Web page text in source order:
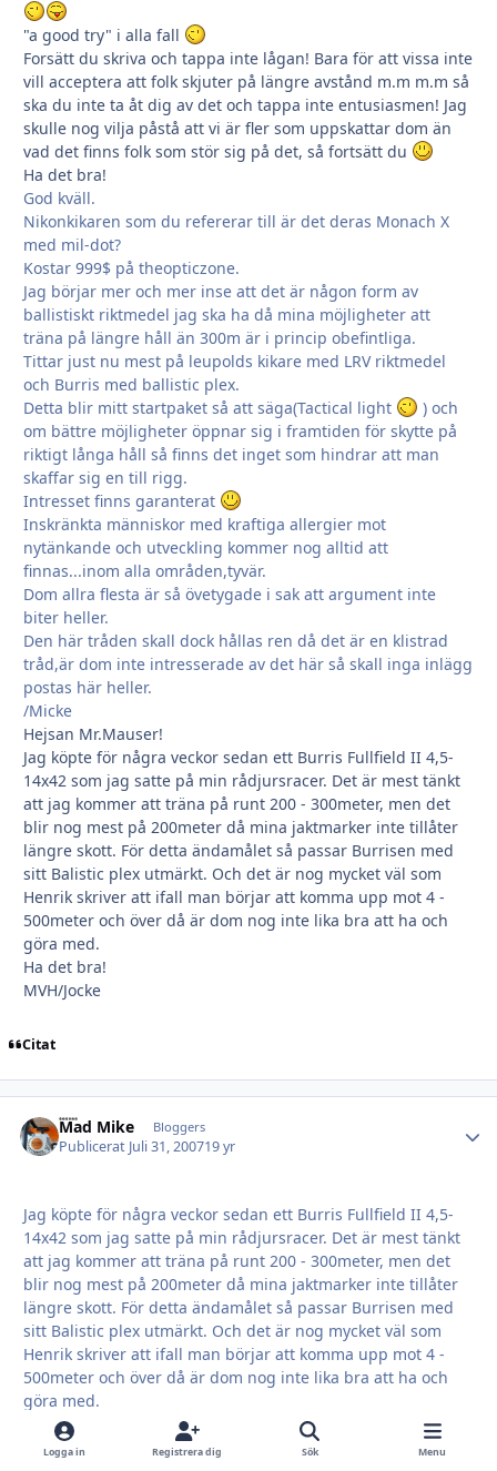
"a good try" i alla fall
Forsätt du skriva och tappa inte lågan! Bara för att vissa inte
vill acceptera att folk skjuter på längre avstånd m.m m.m så
ska du inte ta åt dig av det och tappa inte entusiasmen! Jag
skulle nog vilja påstå att vi är fler som uppskattar dom än
vad det finns folk som stör sig på det, så fortsätt du
Ha det bra!
God kväll.
Nikonkikaren som du refererar till är det deras Monach X
med mil-dot?
Kostar 999$ på theopticzone.
Jag börjar mer och mer inse att det är någon form av
ballistiskt riktmedel jag ska ha då mina möjligheter att
träna på längre håll än 300m är i princip obefintliga.
Tittar just nu mest på leupolds kikare med LRV riktmedel
och Burris med ballistic plex.
Detta blir mitt startpaket så att säga(Tactical light
) och
om bättre möjligheter öppnar sig i framtiden för skytte på
riktigt långa håll så finns det inget som hindrar att man
skaffar sig en till rigg.
Intresset finns garanterat
Inskränkta människor med kraftiga allergier mot
nytänkande och utveckling kommer nog alltid att
finnas...inom alla områden,tyvär.
Dom allra flesta är så övetygade i sak att argument inte
biter heller.
Den här tråden skall dock hållas ren då det är en klistrad
tråd,är dom inte intresserade av det här så skall inga inlägg
postas här heller.
/Micke
Hejsan Mr.Mauser!
Jag köpte för några veckor sedan ett Burris Fullfield II 4,5-
14x42 som jag satte på min rådjursracer. Det är mest tänkt
att jag kommer att träna på runt 200 - 300meter, men det
blir nog mest på 200meter då mina jaktmarker inte tillåter
längre skott. För detta ändamålet så passar Burrisen med
sitt Balistic plex utmärkt. Och det är nog mycket väl som
Henrik skriver att ifall man börjar att komma upp mot 4 -
500meter och över då är dom nog inte lika bra att ha och
göra med.
Ha det bra!
MVH/Jocke
Citat
Mad Mike Bloggers
Publicerat Juli 31, 200719 yr
Jag köpte för några veckor sedan ett Burris Fullfield II 4,5-
14x42 som jag satte på min rådjursracer. Det är mest tänkt
att jag kommer att träna på runt 200 - 300meter, men det
blir nog mest på 200meter då mina jaktmarker inte tillåter
längre skott. För detta ändamålet så passar Burrisen med
sitt Balistic plex utmärkt. Och det är nog mycket väl som
Henrik skriver att ifall man börjar att komma upp mot 4 -
500meter och över då är dom nog inte lika bra att ha och
göra med.
Ha det bra!
MVH/Jocke
Logga in Registrera dig Sök Menu